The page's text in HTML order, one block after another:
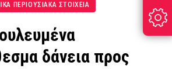
ΠΕΡΙΟΥΣΙΑΚΆ ΣΤΟΙΧΕΊΑ
δάνεια προς